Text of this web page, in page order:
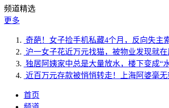
频道精选
更多
奇葩！女子捡手机私藏4个月，反向失主
沪一女子花近万元找猫，被物业发现就
独居阿姨家中总是大量放水，楼下变成
近百万元存款被悄悄转走！上海阿婆毫
首页